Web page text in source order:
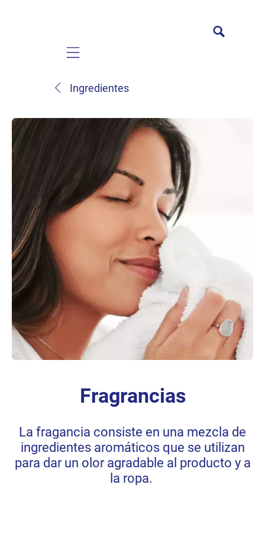
Mobile navigation
Ingredientes
Fragrancias
La fragancia consiste en una mezcla de
ingredientes aromáticos que se utilizan
para dar un olor agradable al producto y a
la ropa.